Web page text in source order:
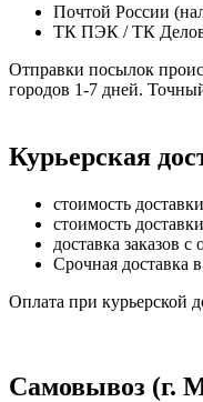
Почтой России
ТК ПЭК / ТК
Отправки посылок
городов 1-7 дней.
Курьерская
стоимость
стоимость
доставка заказов
Срочная доставка
Оплата при курьерской
Самовывоз (г.